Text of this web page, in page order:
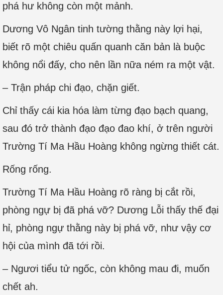
phá hư không còn một mảnh.
Dương Vô Ngân tinh tường thằng này lợi hại,
biết rõ một chiêu quấn quanh căn bản là buộc
không nổi đấy, cho nên lần nữa ném ra một vật.
– Trận pháp chi đạo, chặn giết.
Chỉ thấy cái kia hóa làm từng đạo bạch quang,
sau đó trở thành đạo đạo đao khí, ở trên người
Trường Tí Ma Hầu Hoàng không ngừng thiết cát.
Rống rống.
Trường Tí Ma Hầu Hoàng rõ ràng bị cắt rồi,
phòng ngự bị đã phá vỡ? Dương Lỗi thấy thế đại
hỉ, phòng ngự thằng này bị phá vỡ, như vậy cơ
hội của mình đã tới rồi.
– Ngươi tiểu tử ngốc, còn không mau đi, muốn
chết ah.